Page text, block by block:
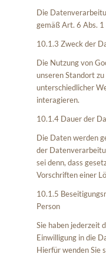
Die
gemäß Art. 6 Abs. 1
10.1.3 Zweck der
Die Nutzung von
unseren Standort
unterschiedlicher
interagieren.
10.1.4 Dauer der
Die Daten werden
der
sei denn, dass
Vorschriften einer
10.1.5
Person
Sie haben jederzeit
Einwilligung in die
Hierfür wenden Sie